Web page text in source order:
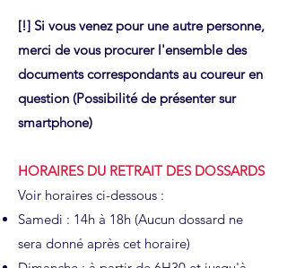
[!] Si vous venez pour une autre personne,
merci de vous procurer l'ensemble des
documents correspondants au coureur en
question (Possibilité de présenter sur
smartphone)
HORAIRES DU RETRAIT DES DOSSARDS
Voir horaires ci-dessous :
Samedi : 14h à 18h (Aucun dossard ne
sera donné après cet horaire)